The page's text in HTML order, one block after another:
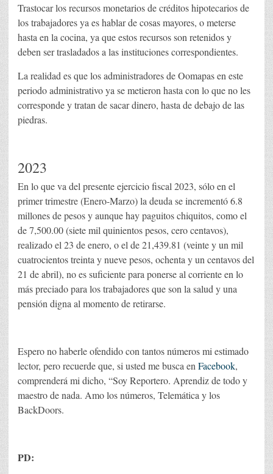
Trastocar los recursos monetarios de créditos hipotecarios de
los trabajadores ya es hablar de cosas mayores, o meterse
hasta en la cocina, ya que estos recursos son retenidos y
deben ser trasladados a las instituciones correspondientes.
La realidad es que los administradores de Oomapas en este
periodo administrativo ya se metieron hasta con lo que no les
corresponde y tratan de sacar dinero, hasta de debajo de las
piedras.
2023
En lo que va del presente ejercicio fiscal 2023, sólo en el
primer trimestre (Enero-Marzo) la deuda se incrementó 6.8
millones de pesos y aunque hay paguitos chiquitos, como el
de 7,500.00 (siete mil quinientos pesos, cero centavos),
realizado el 23 de enero, o el de 21,439.81 (veinte y un mil
cuatrocientos treinta y nueve pesos, ochenta y un centavos del
21 de abril), no es suficiente para ponerse al corriente en lo
más preciado para los trabajadores que son la salud y una
pensión digna al momento de retirarse.
Espero no haberle ofendido con tantos números mi estimado
lector, pero recuerde que, si usted me busca en Facebook,
comprenderá mi dicho, “Soy Reportero. Aprendiz de todo y
maestro de nada. Amo los números, Telemática y los
BackDoors.
PD: